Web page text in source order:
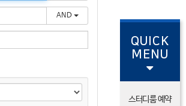
AND
QUICK
MENU
스터디룸 예약